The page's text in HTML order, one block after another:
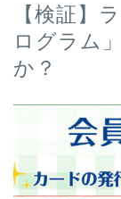
【検証】
ログラム
か？